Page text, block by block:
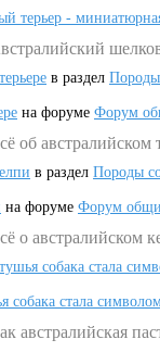
терьер -
в раздел Породы
на форуме Форум
об австралийском
в раздел Породы
на форуме Форум
о австралийском
собака стала
собака стала
австралийская